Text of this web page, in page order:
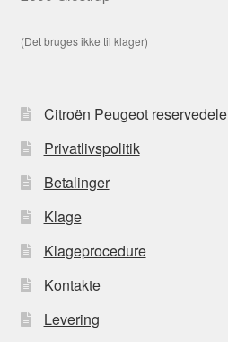
(Det bruges ikke til klager)
Citroën Peugeot reservedele
Privatlivspolitik
Betalinger
Klage
Klageprocedure
Kontakte
Levering